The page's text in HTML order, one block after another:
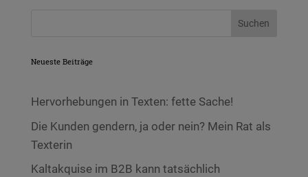
Neueste Beiträge
Hervorhebungen in Texten: fette Sache!
Die Kunden gendern, ja oder nein? Mein Rat als
Texterin
Kaltakquise im B2B kann tatsächlich